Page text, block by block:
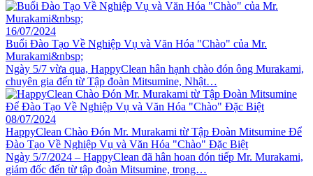
16/07/2024
Buổi Đào Tạo Về Nghiệp Vụ và Văn Hóa "Chào" của Mr.
Murakami&nbsp;
Ngày 5/7 vừa qua, HappyClean hân hạnh chào đón ông Murakami,
chuyên gia đến từ Tập đoàn Mitsumine, Nhật…
08/07/2024
HappyClean Chào Đón Mr. Murakami từ Tập Đoàn Mitsumine Để
Đào Tạo Về Nghiệp Vụ và Văn Hóa "Chào" Đặc Biệt
Ngày 5/7/2024 – HappyClean đã hân hoan đón tiếp Mr. Murakami,
giám đốc đến từ tập đoàn Mitsumine, trong…